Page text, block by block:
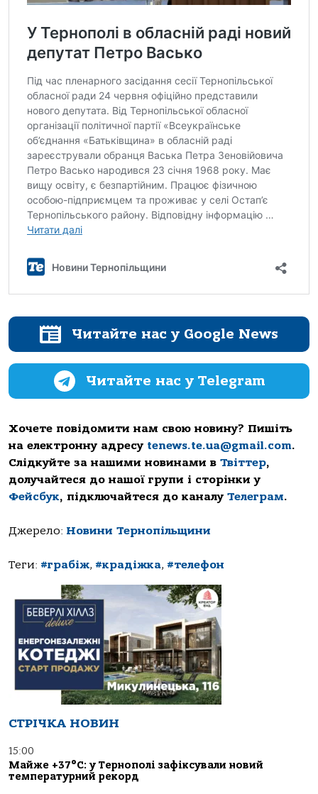
Читайте нас у Google News
Читайте нас у Telegram
Хочете повідомити нам свою новину? Пишіть
на електронну адресу tenews.te.ua@gmail.com.
Слідкуйте за нашими новинами в Твіттер,
долучайтеся до нашої групи і сторінки у
Фейсбук, підключайтеся до каналу Телеграм.
Джерело: Новини Тернопільщини
Теги: #грабіж, #крадіжка, #телефон
СТРІЧКА НОВИН
15:00
Майже +37°C: у Тернополі зафіксували новий
температурний рекорд